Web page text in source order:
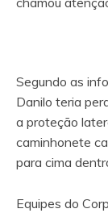
Segundo as
Danilo teria
a proteção
caminhonete
para cima
Equipes do